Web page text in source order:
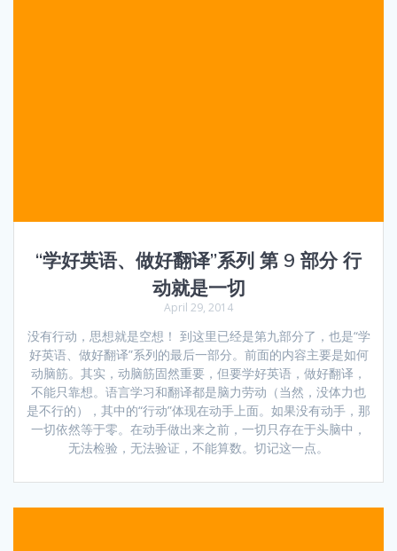
“学好英语、做好翻译”系列 第 9 部分 行
动就是一切
April 29, 2014
没有行动，思想就是空想！ 到这里已经是第九部分了，也是“学
好英语、做好翻译”系列的最后一部分。前面的内容主要是如何
动脑筋。其实，动脑筋固然重要，但要学好英语，做好翻译，
不能只靠想。语言学习和翻译都是脑力劳动（当然，没体力也
是不行的），其中的“行动”体现在动手上面。如果没有动手，那
一切依然等于零。在动手做出来之前，一切只存在于头脑中，
无法检验，无法验证，不能算数。切记这一点。